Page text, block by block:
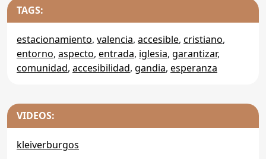
TAGS:
estacionamiento, valencia, accesible, cristiano,
entorno, aspecto, entrada, iglesia, garantizar,
comunidad, accesibilidad, gandia, esperanza
VIDEOS:
kleiverburgos